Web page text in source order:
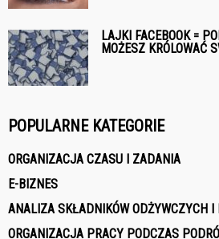
LAJKI FACEBOOK =
MOŻESZ KRÓLOWAĆ
POPULARNE KATEGORIE
ORGANIZACJA CZASU I ZADANIA
E-BIZNES
ANALIZA SKŁADNIKÓW ODŻYWCZYCH I
ORGANIZACJA PRACY PODCZAS